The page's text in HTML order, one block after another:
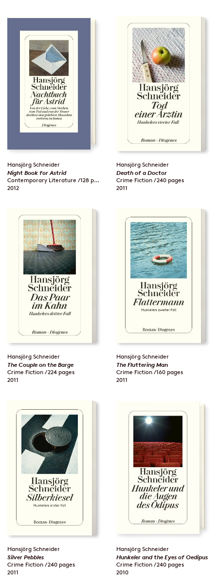
Hansjörg Schneider
Night Book for Astrid
Contemporary Literature / 128 pages
2012
Hansjörg Schneider
Death of a Doctor
Crime Fiction / 240 pages
2011
Hansjörg Schneider
The Couple on the Barge
Crime Fiction / 224 pages
2011
Hansjörg Schneider
The Fluttering Man
Crime Fiction / 160 pages
2011
Hansjörg Schneider
Silver Pebbles
Crime Fiction / 240 pages
2011
Hansjörg Schneider
Hunkeler and the Eyes of Oedipus
Crime Fiction / 240 pages
2010